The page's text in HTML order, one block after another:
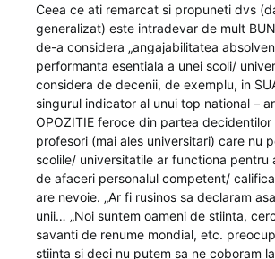
Ceea ce ati remarcat si propuneti dvs
generalizat) este intradevar de mult
de-a considera „angajabilitatea
performanta esentiala a unei scoli/
considera de decenii, de exemplu, in
singurul indicator al unui top national –
OPOZITIE feroce din partea
profesori (mai ales universitari) care nu
scolile/ universitatile ar functiona pentru
de afaceri personalul competent/
are nevoie. „Ar fi rusinos sa declaram
unii… „Noi suntem oameni de stiinta,
savanti de renume mondial, etc.
stiinta si deci nu putem sa ne coboram